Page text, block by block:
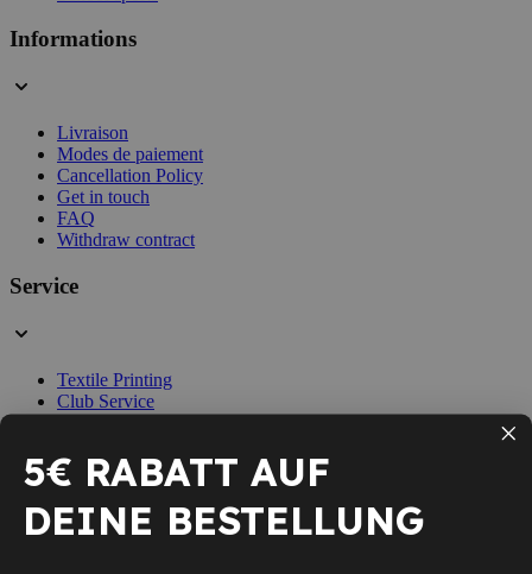
Informations
Livraison
Modes de paiement
Cancellation Policy
Get in touch
FAQ
Withdraw contract
Service
Textile Printing
Club Service
Expert Advice
Badminton Test Rackets
Mon compte
5€ RABATT AUF
DEINE BESTELLUNG